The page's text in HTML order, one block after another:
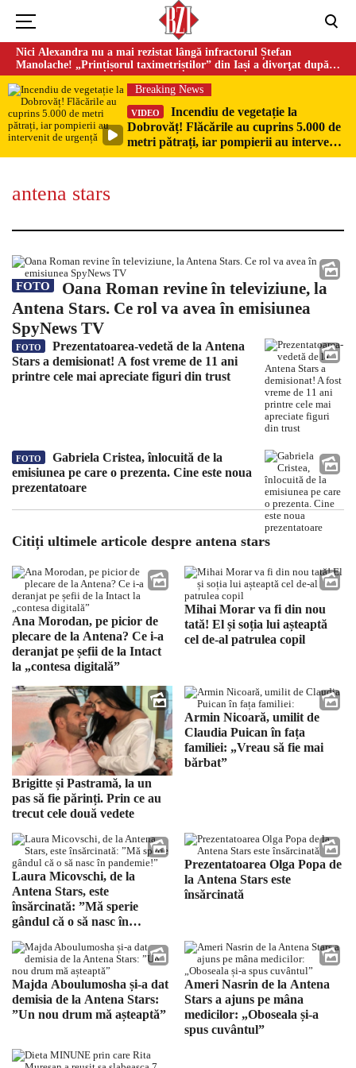
Nici Alexandra nu a mai rezistat lângă infractorul Ștefan
Manolache! „Prințișorul taximetriștilor” din Iași a divorţat după
doi ani de căsnicie
Breaking News
VIDEO
Incendiu de vegetație la
Dobrovăț! Flăcările au cuprins 5.000 de
metri pătrați, iar pompierii au intervenit
de urgență
antena stars
FOTO
Oana Roman revine în televiziune, la
Antena Stars. Ce rol va avea în emisiunea
SpyNews TV
FOTO
Prezentatoarea-vedetă de la Antena
Stars a demisionat! A fost vreme de 11 ani
printre cele mai apreciate figuri din trust
FOTO
Gabriela Cristea, înlocuită de la
emisiunea pe care o prezenta. Cine este noua
prezentatoare
Citiți ultimele articole despre antena stars
Ana Morodan, pe picior de
plecare de la Antena? Ce i-a
deranjat pe șefii de la Intact
la „contesa digitală”
Mihai Morar va fi din nou
tată! El și soția lui așteaptă
cel de-al patrulea copil
Brigitte și Pastramă, la un
pas să fie părinți. Prin ce au
trecut cele două vedete
Armin Nicoară, umilit de
Claudia Puican în fața
familiei: „Vreau să fie mai
bărbat”
Laura Micovschi, de la
Antena Stars, este
însărcinată: ”Mă sperie
gândul că o să nasc în
Prezentatoarea Olga Popa de
la Antena Stars este
însărcinată
Majda Aboulumosha și-a dat
demisia de la Antena Stars:
”Un nou drum mă așteaptă”
Ameri Nasrin de la Antena
Stars a ajuns pe mâna
medicilor: „Oboseala și-a
spus cuvântul”